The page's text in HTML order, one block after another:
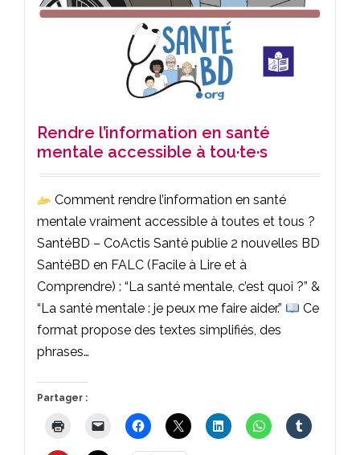
Rendre l’information en santé
mentale accessible à tou·te·s
Comment rendre l’information en santé
mentale vraiment accessible à toutes et tous ?
SantéBD – CoActis Santé publie 2 nouvelles BD
SantéBD en FALC (Facile à Lire et à
Comprendre) : “La santé mentale, c’est quoi ?” &
“La santé mentale : je peux me faire aider.”
Ce
format propose des textes simplifiés, des
phrases…
Partager :